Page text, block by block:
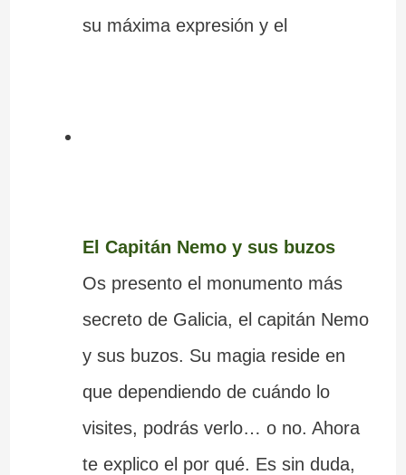
su máxima expresión y el
El Capitán Nemo y sus buzos
Os presento el monumento más
secreto de Galicia, el capitán Nemo
y sus buzos. Su magia reside en
que dependiendo de cuándo lo
visites, podrás verlo… o no. Ahora
te explico el por qué. Es sin duda,